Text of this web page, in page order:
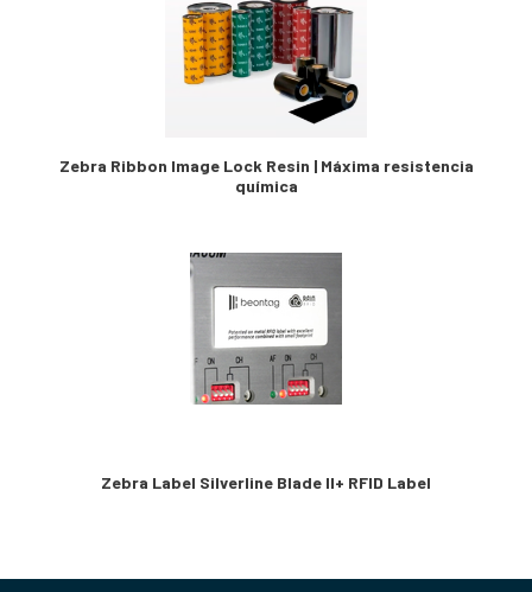
Zebra Ribbon Image Lock Resin | Máxima resistencia
química
Zebra Label Silverline Blade II+ RFID Label